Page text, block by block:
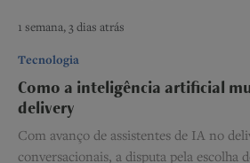
1 semana, 3 dias atrás
Tecnologia
Como a inteligência artificial
delivery
Com avanço de assistentes de IA no
conversacionais, a disputa pela escolha